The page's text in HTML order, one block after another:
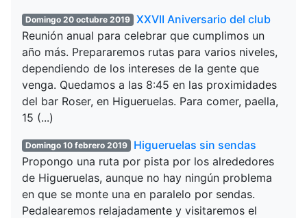
Domingo 20 octubre 2019
XXVII Aniversario del club
Reunión anual para celebrar que cumplimos un
año más. Prepararemos rutas para varios niveles,
dependiendo de los intereses de la gente que
venga. Quedamos a las 8:45 en las proximidades
del bar Roser, en Higueruelas. Para comer, paella,
15 (...)
Domingo 10 febrero 2019
Higueruelas sin sendas
Propongo una ruta por pista por los alrededores
de Higueruelas, aunque no hay ningún problema
en que se monte una en paralelo por sendas.
Pedalearemos relajadamente y visitaremos el